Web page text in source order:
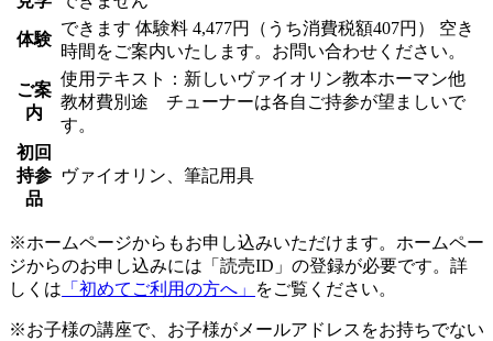
体験
できます 体験料 4,477円（うち消費税額407円） 空き
時間をご案内いたします。お問い合わせください。
ご案
内
使用テキスト：新しいヴァイオリン教本ホーマン他
教材費別途 チューナーは各自ご持参が望ましいで
す。
初回
持参
品
ヴァイオリン、筆記用具
※ホームページからもお申し込みいただけます。ホームペー
ジからのお申し込みには「読売ID」の登録が必要です。詳
しくは 「初めてご利用の方へ」 をご覧ください。
※お子様の講座で、お子様がメールアドレスをお持ちでない